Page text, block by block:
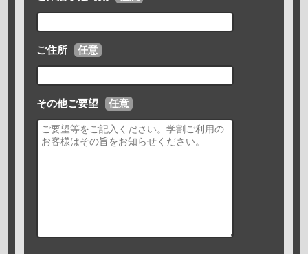
ご住所 任意
その他ご要望 任意